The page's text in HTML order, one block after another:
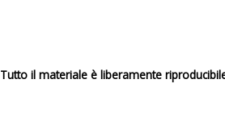
Tutto il materiale è liberamente